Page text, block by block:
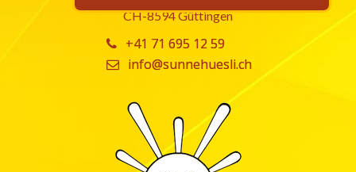
CH-8594 Güttingen
+41 71 695 12 59
info@sunnehuesli.ch